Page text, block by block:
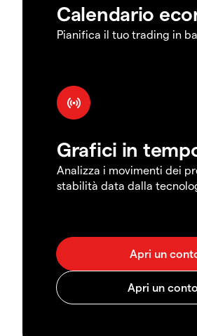
Calendario
Pianifica il tuo trading in
Grafici in
Analizza i movimenti dei
stabilità data dalla